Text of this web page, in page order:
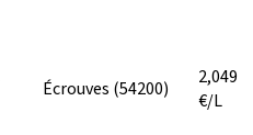
Écrouves (54200)
2,049
€/L